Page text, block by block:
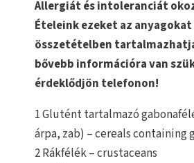
Allergiát és intoleranciát
Ételeink ezeket az
összetételben
bővebb információra van
érdeklődjön telefonon!
1 Glutént tartalmazó
árpa, zab) – cereals containing
2 Rákfélék – crustaceans